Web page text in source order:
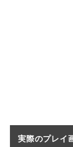
実際のプレイ